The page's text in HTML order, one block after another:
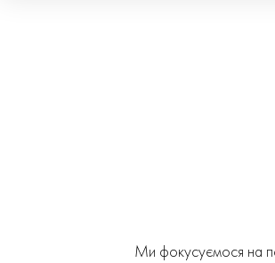
Ми фокусуємося на